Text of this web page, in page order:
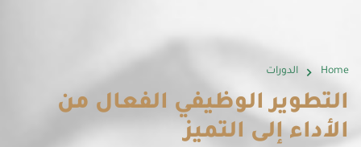
Home الدورات
التطوير الوظيفي الفعال من
الأداء إلى التميز